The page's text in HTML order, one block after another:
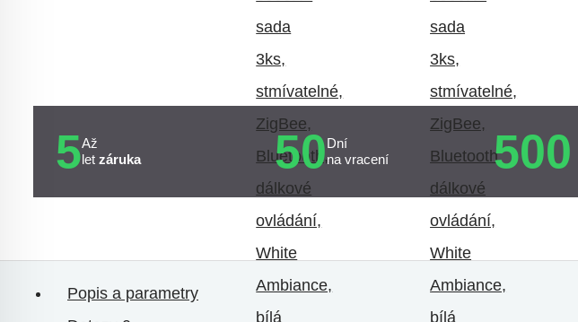
5Až
let záruka 50Dní
na vracení
500
Popis a parametry